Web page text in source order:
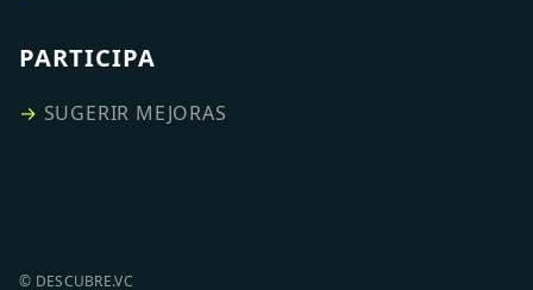
PARTICIPA
→ SUGERIR MEJORAS
© DESCUBRE.VC